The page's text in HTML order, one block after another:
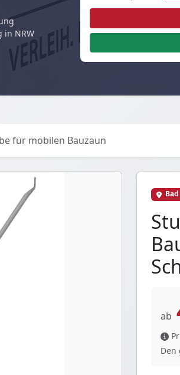
in NRW
für mobilen Bauzaun
ab
Den